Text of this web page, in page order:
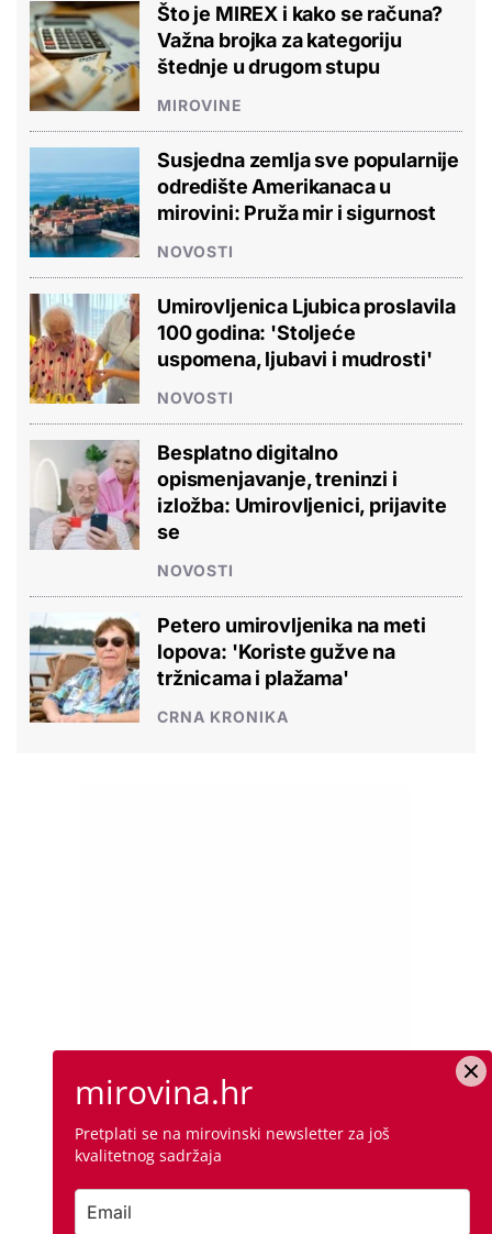
Što je MIREX i kako se računa?
Važna brojka za kategoriju
štednje u drugom stupu
MIROVINE
Susjedna zemlja sve popularnije
odredište Amerikanaca u
mirovini: Pruža mir i sigurnost
NOVOSTI
Umirovljenica Ljubica proslavila
100 godina: 'Stoljeće
uspomena, ljubavi i mudrosti'
NOVOSTI
Besplatno digitalno
opismenjavanje, treninzi i
izložba: Umirovljenici, prijavite
se
NOVOSTI
Petero umirovljenika na meti
lopova: 'Koriste gužve na
tržnicama i plažama'
CRNA KRONIKA
mirovina.hr
Pretplati se na mirovinski newsletter za još
kvalitetnog sadržaja